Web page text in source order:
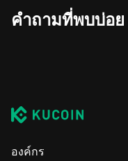
คำถามที่พบบ่อย
องค์กร